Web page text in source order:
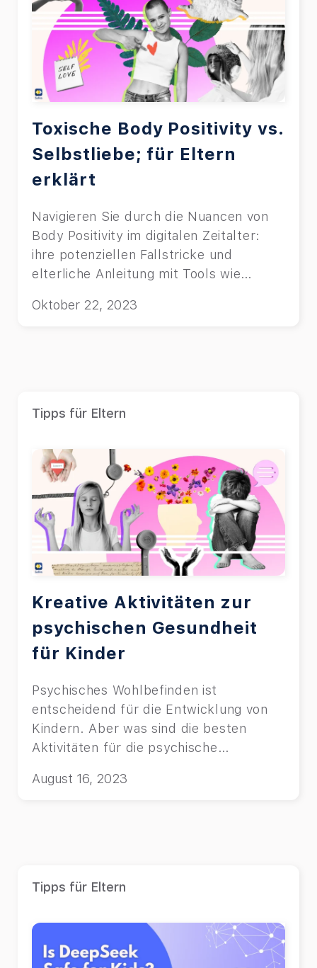
Toxische Body Positivity vs.
Selbstliebe; für Eltern
erklärt
Navigieren Sie durch die Nuancen von
Body Positivity im digitalen Zeitalter:
ihre potenziellen Fallstricke und
elterliche Anleitung mit Tools wie
Oktober 22, 2023
Tipps für Eltern
Kreative Aktivitäten zur
psychischen Gesundheit
für Kinder
Psychisches Wohlbefinden ist
entscheidend für die Entwicklung von
Kindern. Aber was sind die besten
Aktivitäten für die psychische
August 16, 2023
Tipps für Eltern